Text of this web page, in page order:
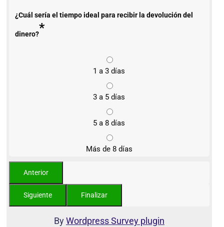
¿Cuál sería el tiempo ideal para recibir la devolución del
dinero?*
1 a 3 días
3 a 5 días
5 a 8 días
Más de 8 días
ByWordpress Survey plugin